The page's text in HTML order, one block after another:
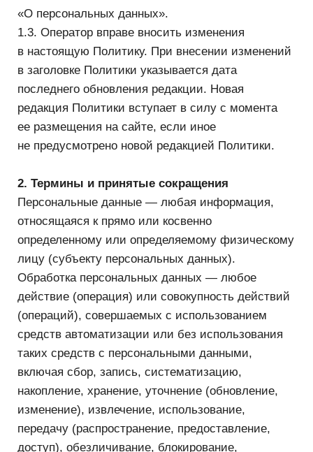
Персональные данные — любая информация,
относящаяся к прямо или косвенно
определенному или определяемому физическому
лицу (субъекту персональных данных).
действие (операция) или совокупность действий
(операций), совершаемых с использованием
средств автоматизации или без использования
таких средств с персональными данными,
изменение), извлечение, использование,
передачу (распространение, предоставление,
доступ), обезличивание, блокирование,
Автоматизированная обработка персональных
данных — обработка персональных данных
с помощью средств вычислительной техники.
Информационная система персональных данных
(ИСПД) — совокупность содержащихся в базах
данных персональных данных и обеспечивающих
их обработку информационных технологий
и технических средств.
Персональные данные, сделанные
общедоступными субъектом персональных
данных, — персональные данные, доступ
неограниченного круга лиц к которым
предоставлен субъектом персональных данных
либо по его просьбе.